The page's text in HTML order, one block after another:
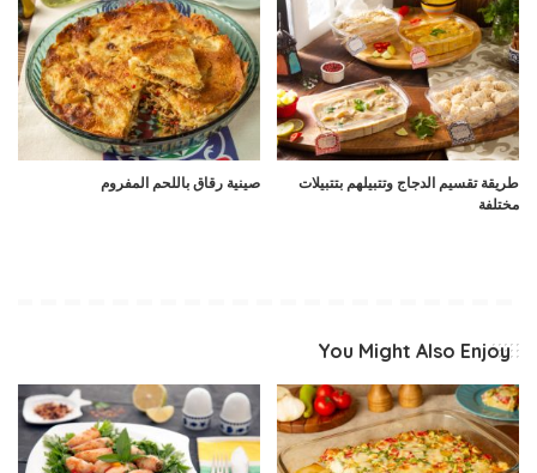
طريقة تقسيم الدجاج وتتبيلهم بتتبيلات
مختلفة
صينية رقاق باللحم المفروم
You Might Also Enjoy